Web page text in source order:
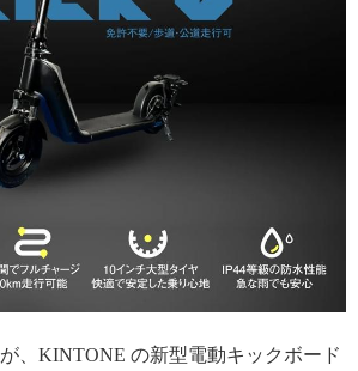
、KINTONE の新型電動キックボード